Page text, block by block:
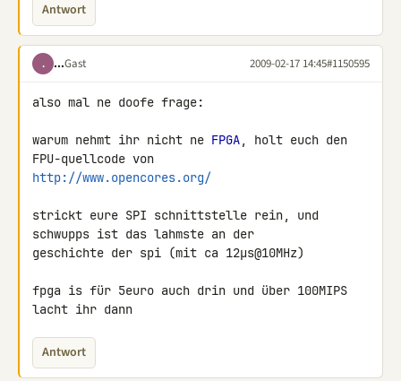
Antwort
. ...Gast 2009-02-17 14:45#1150595
also mal ne doofe frage:
warum nehmt ihr nicht ne FPGA, holt euch den
http://www.opencores.org/
strickt eure SPI schnittstelle rein, und
schwupps ist das lahmste an der
geschichte der spi (mit ca 12µs@10MHz)
fpga is für 5euro auch drin und über 100MIPS
lacht ihr dann
Antwort